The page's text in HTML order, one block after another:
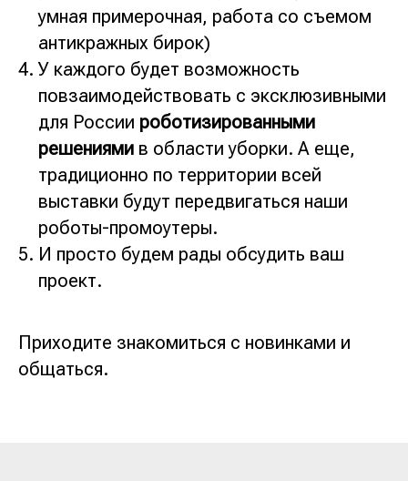
умная примерочная, работа со съемом
антикражных бирок)
У каждого будет возможность
повзаимодействовать с эксклюзивными
для России роботизированными
решениями в области уборки. А еще,
традиционно по территории всей
выставки будут передвигаться наши
роботы-промоутеры.
И просто будем рады обсудить ваш
проект.
Приходите знакомиться с новинками и
общаться.